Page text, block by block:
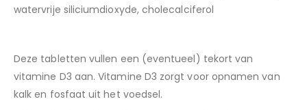
watervrije siliciumdioxyde, cholecalciferol
Deze tabletten vullen een (eventueel) tekort van
vitamine D3 aan. Vitamine D3 zorgt voor opnamen van
kalk en fosfaat uit het voedsel.